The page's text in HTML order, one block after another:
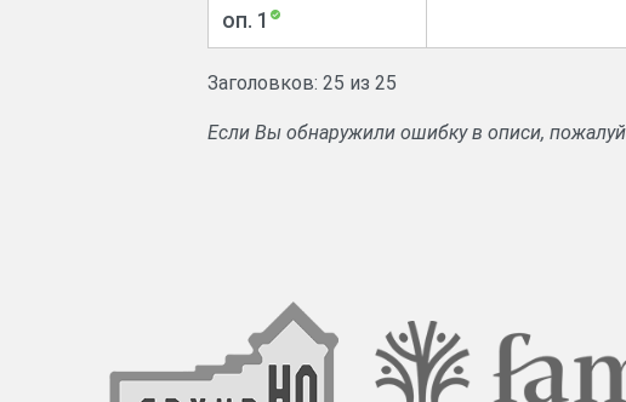
оп. 1
Заголовков: 25 из 25
Если Вы обнаружили ошибку в описи,